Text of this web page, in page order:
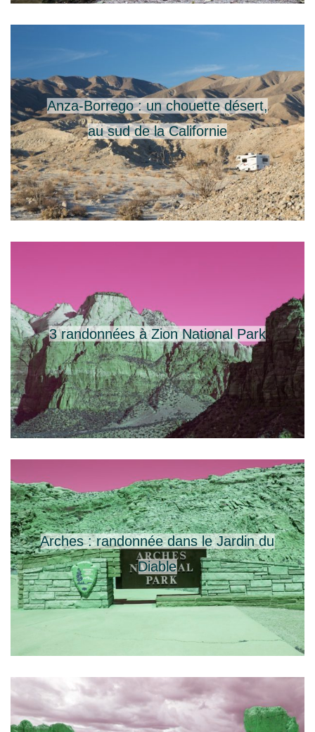
Anza-Borrego : un chouette désert,
au sud de la Californie
3 randonnées à Zion National Park
Arches : randonnée dans le Jardin du
Diable